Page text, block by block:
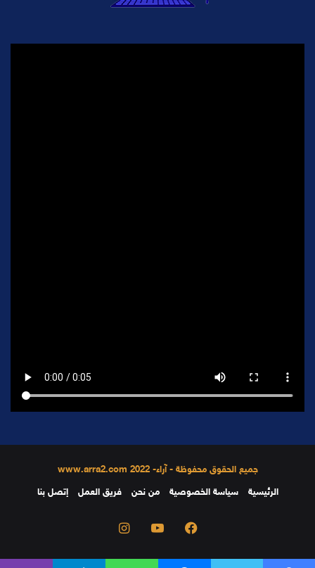
جميع الحقوق محفوظة - آراء- 2022 www.arra2.com
الرئيسية
سياسة الخصوصية من نحن فريق العمل إتصل بنا
فيسبوك يوتيوب